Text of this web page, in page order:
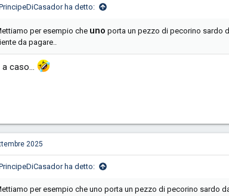
ha detto:
per esempio che uno porta un pezzo di pecorino sardo
da pagare..
caso...
2025
ha detto:
per esempio che uno porta un pezzo di pecorino sardo